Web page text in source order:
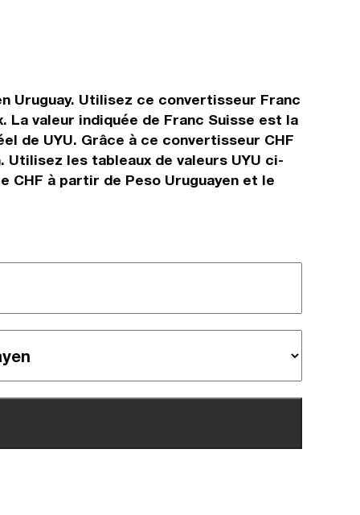
Uruguay. Utilisez ce convertisseur Franc
La valeur indiquée de Franc Suisse est la
de UYU. Grâce à ce convertisseur CHF
les tableaux de valeurs UYU ci-
CHF à partir de Peso Uruguayen et le